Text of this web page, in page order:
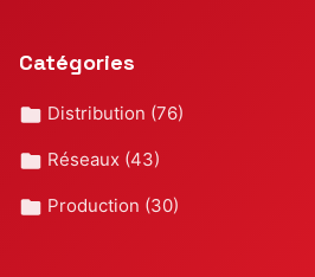
Catégories
Distribution (76)
Réseaux (43)
Production (30)